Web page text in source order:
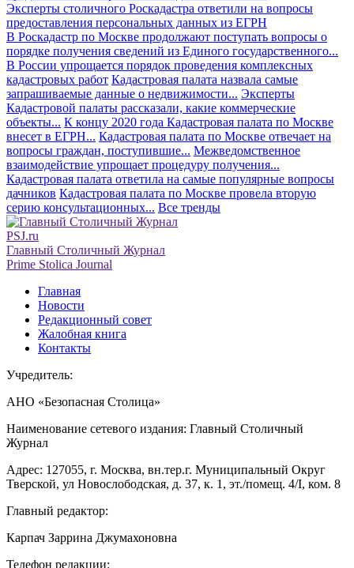
Эксперты столичного Роскадастра ответили на вопросы
предоставления персональных данных из ЕГРН
В Роскадастр по Москве продолжают поступать вопросы о
порядке получения сведений из Единого государственного...
В России упрощается порядок проведения комплексных
кадастровых работ Кадастровая палата назвала самые
запрашиваемые данные о недвижимости... Эксперты
Кадастровой палаты рассказали, какие коммерческие
объекты... К концу 2020 года Кадастровая палата по Москве
внесет в ЕГРН... Кадастровая палата по Москве отвечает на
вопросы граждан, поступившие... Межведомственное
взаимодействие упрощает процедуру получения...
Кадастровая палата ответила на самые популярные вопросы
дачников Кадастровая палата по Москве провела вторую
серию консультационных... Все тренды
PSJ.ru
Главный Столичный Журнал
Prime Stolica Journal
Главная
Новости
Редакционный совет
Жалобная книга
Контакты
Учредитель:
АНО «Безопасная Столица»
Наименование сетевого издания: Главный Столичный
Журнал
Адрес: 127055, г. Москва, вн.тер.г. Муниципальный Округ
Тверской, ул Новослободская, д. 37, к. 1, эт./помещ. 4/I, ком. 8
Главный редактор:
Карпач Заррина Джумахоновна
Телефон редакции: